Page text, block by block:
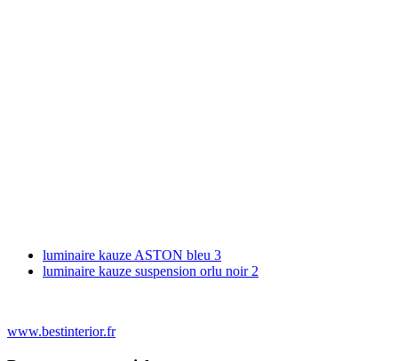
luminaire kauze ASTON bleu 3
luminaire kauze suspension orlu noir 2
www.bestinterior.fr